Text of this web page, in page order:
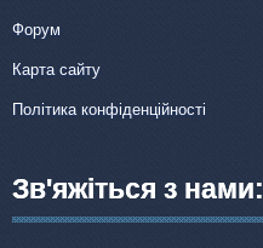
Форум
Карта сайту
Політика конфіденційності
Зв'яжіться з нами: